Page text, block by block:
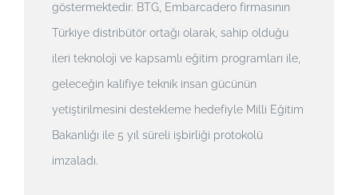
göstermektedir. BTG, Embarcadero firmasının
Türkiye distribütör ortağı olarak, sahip olduğu
ileri teknoloji ve kapsamlı eğitim programları ile,
geleceğin kalifiye teknik insan gücünün
yetiştirilmesini destekleme hedefiyle Milli Eğitim
Bakanlığı ile 5 yıl süreli işbirliği protokolü
imzaladı.